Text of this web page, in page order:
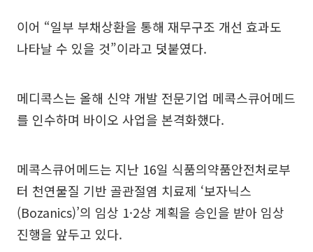
이어 “일부 부채상환을 통해 재무구조 개선 효과도
나타날 수 있을 것”이라고 덧붙였다.
메디콕스는 올해 신약 개발 전문기업 메콕스큐어메드
를 인수하며 바이오 사업을 본격화했다.
메콕스큐어메드는 지난 16일 식품의약품안전처로부
터 천연물질 기반 골관절염 치료제 ‘보자닉스
(Bozanics)’의 임상 1·2상 계획을 승인을 받아 임상
진행을 앞두고 있다.